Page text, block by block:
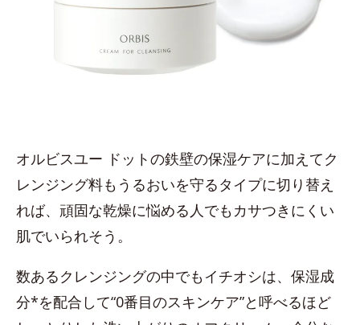
オルビスユー ドットの鉄壁の保湿ケアに加えてク
レンジング料もうるおいを守るタイプに切り替え
れば、頑固な乾燥に悩める人でもカサつきにくい
肌でいられそう。
数あるクレンジングの中でもイチオシは、保湿成
分*を配合して“0番目のスキンケア”と呼べるほど